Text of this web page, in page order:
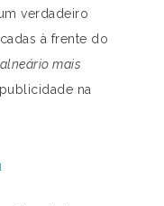
verdadeiro
à frente do
mais
na